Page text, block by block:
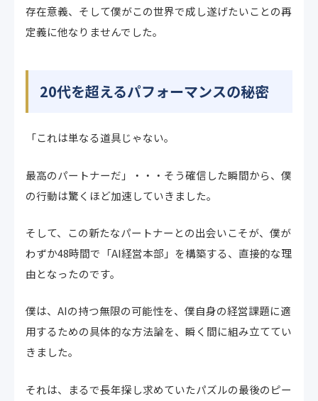
存在意義、そして僕がこの世界で成し遂げたいことの再
定義に他なりませんでした。
20代を超えるパフォーマンスの秘密
「これは単なる道具じゃない。
最高のパートナーだ」・・・そう確信した瞬間から、僕
の行動は驚くほど加速していきました。
そして、この新たなパートナーとの出会いこそが、僕が
わずか48時間で「AI経営本部」を構築する、直接的な理
由となったのです。
僕は、AIの持つ無限の可能性を、僕自身の経営課題に適
用するための具体的な方法論を、瞬く間に組み立ててい
きました。
それは、まるで長年探し求めていたパズルの最後のピー